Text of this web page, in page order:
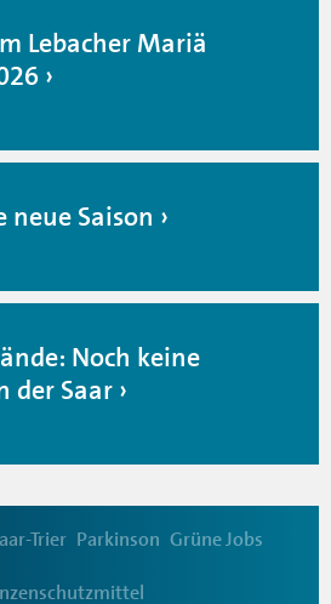
Lebacher Mariä
neue Saison
Noch keine
der Saar
Trier Parkinson Grüne Jobs